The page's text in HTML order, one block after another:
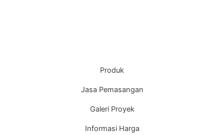
Produk
Jasa Pemasangan
Galeri Proyek
Informasi Harga